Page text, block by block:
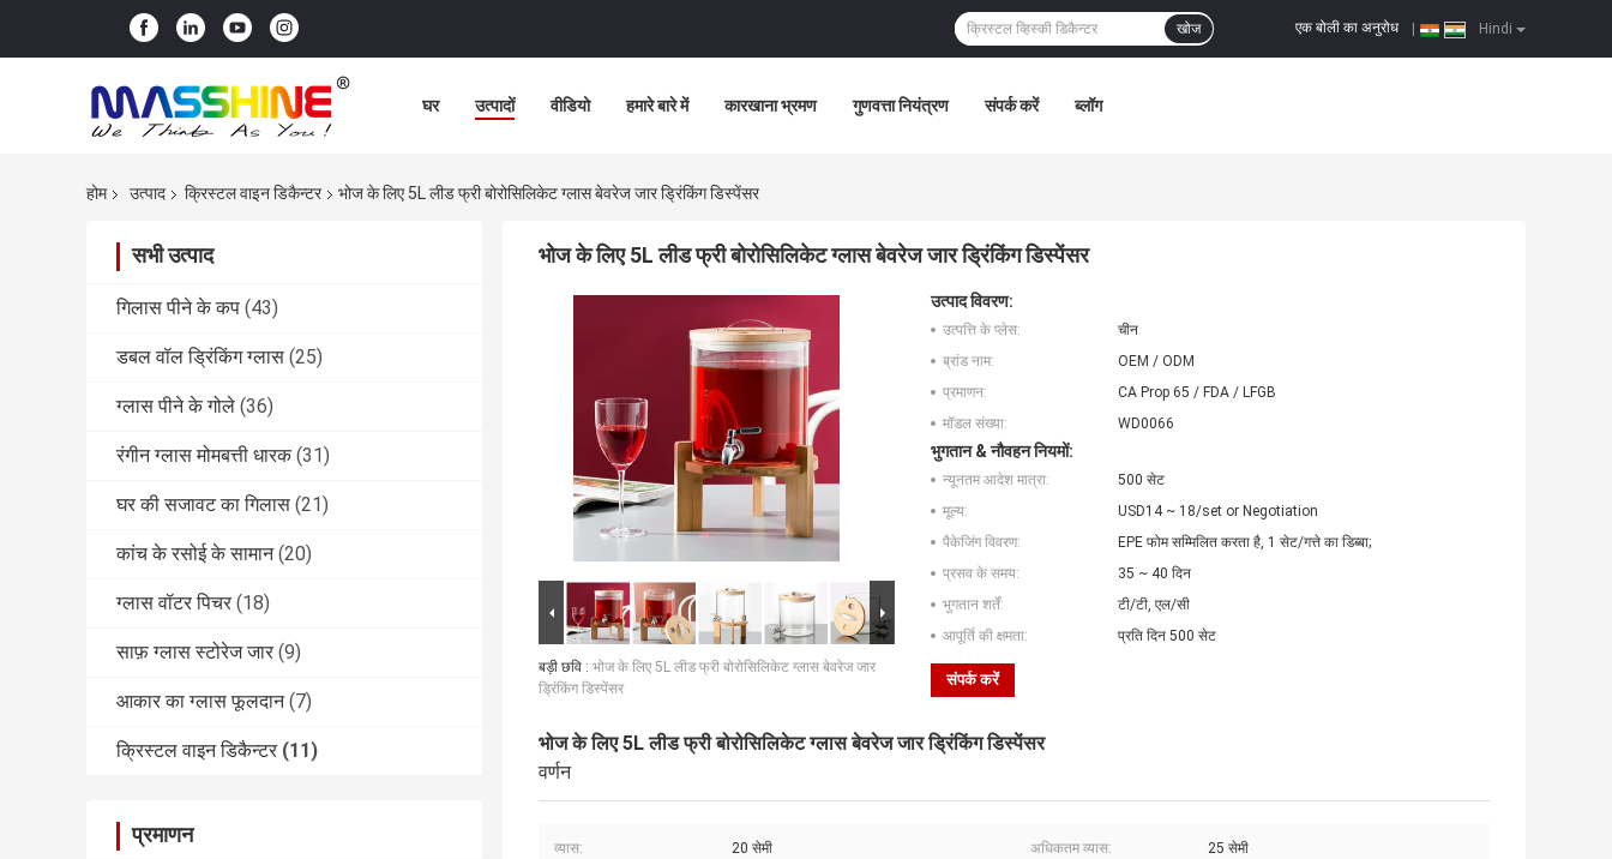
Hindi
एक बोली का अनुरोध
खोज
घर उत्पादों वीडियो हमारे बारे में कारखाना भ्रमण गुणवत्ता नियंत्रण संपर्क करें ब्लॉग
होम उत्पाद क्रिस्टल वाइन डिकैन्टर भोज के लिए 5L लीड फ्री बोरोसिलिकेट ग्लास बेवरेज जार ड्रिंकिंग डिस्पेंसर
सभी उत्पाद
गिलास पीने के कप (43)
डबल वॉल ड्रिंकिंग ग्लास (25)
ग्लास पीने के गोले (36)
रंगीन ग्लास मोमबत्ती धारक (31)
घर की सजावट का गिलास (21)
कांच के रसोई के सामान (20)
ग्लास वॉटर पिचर (18)
साफ़ ग्लास स्टोरेज जार (9)
आकार का ग्लास फूलदान (7)
क्रिस्टल वाइन डिकैन्टर (11)
प्रमाणन
भोज के लिए 5L लीड फ्री बोरोसिलिकेट ग्लास बेवरेज जार ड्रिंकिंग डिस्पेंसर
बड़ी छवि : भोज के लिए 5L लीड फ्री बोरोसिलिकेट ग्लास बेवरेज जार
ड्रिंकिंग डिस्पेंसर
उत्पाद विवरण:
उत्पत्ति के प्लेस:
चीन
ब्रांड नाम:
OEM / ODM
प्रमाणन:
CA Prop 65 / FDA / LFGB
मॉडल संख्या:
WD0066
भुगतान & नौवहन नियमों:
न्यूनतम आदेश मात्रा:
500 सेट
मूल्य:
USD14 ~ 18/set or Negotiation
पैकेजिंग विवरण:
EPE फोम सम्मिलित करता है, 1 सेट/गत्ते का डिब्बा;
प्रसव के समय:
35 ~ 40 दिन
भुगतान शर्तें:
टी/टी, एल/सी
आपूर्ति की क्षमता:
प्रति दिन 500 सेट
संपर्क करें
भोज के लिए 5L लीड फ्री बोरोसिलिकेट ग्लास बेवरेज जार ड्रिंकिंग डिस्पेंसर
वर्णन
व्यास: 20 सेमी अधिकतम व्यास: 25 सेमी